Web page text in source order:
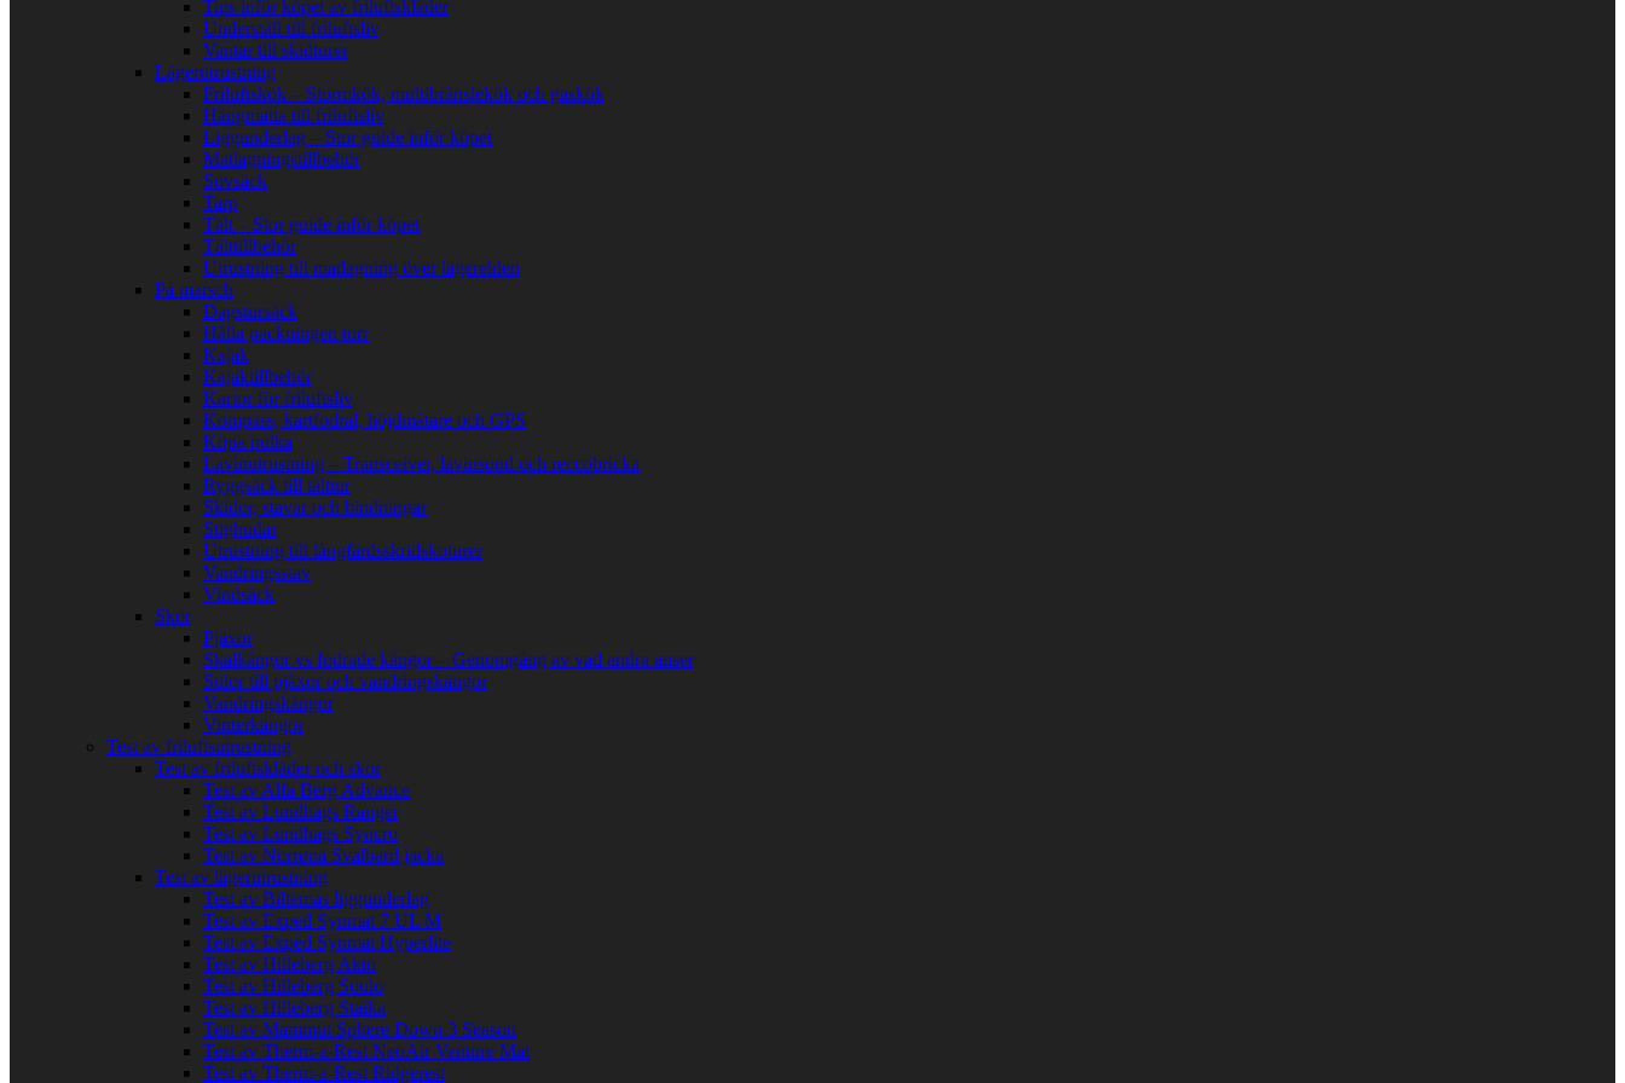
Tips inför köpet av friluftskläder
Underställ till friluftsliv
Vantar till skidturer
Lägerutrustning
Friluftskök – Stormkök, multibränslekök och gaskök
Hängmatta till friluftsliv
Liggunderlag – Stor guide inför köpet
Matlagningstillbehör
Sovsäck
Tarp
Tält – Stor guide inför köpet
Tälttillbehör
Utrustning till matlagning över lägerelden
På marsch
Dagstursäck
Hålla packningen torr
Kajak
Kajaktillbehör
Kartor för friluftsliv
Kompass, kartfodral, höjdmätare och GPS
Köpa pulka
Lavinutrustning – Transceiver, lavinsond och reccobricka
Ryggsäck till tälttur
Skidor, stavar och bindningar
Stighudar
Utrustning till långfärdsskridskoturer
Vandringsstav
Vindsäck
Skor
Pjäxor
Skalkängor vs fodrade kängor – Genomgång av vad andra anser
Sulor till pjäxor och vandringskängor
Vandringskängor
Vinterkängor
Test av friluftsutrustning
Test av friluftskläder och skor
Test av Alfa Berg Advance
Test av Lundhags Ranger
Test av Lundhags Syncro
Test av Norrøna Svalbard jacka
Test av lägerutrustning
Test av Biltemas liggunderlag
Test av Exped Synmat 7 UL M
Test av Exped Synmat Hyperlite
Test av Hilleberg Akto
Test av Hilleberg Soulo
Test av Hilleberg Staika
Test av Mammut Sphere Down 3 Season
Test av Therm-a-Rest NeoAir Venture Mat
Test av Therm-a-Rest Ridgerest